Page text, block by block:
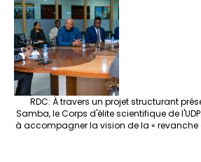
RDC: À travers un projet structurant
Samba, le Corps d'élite scientifique de
à accompagner la vision de la « revanche